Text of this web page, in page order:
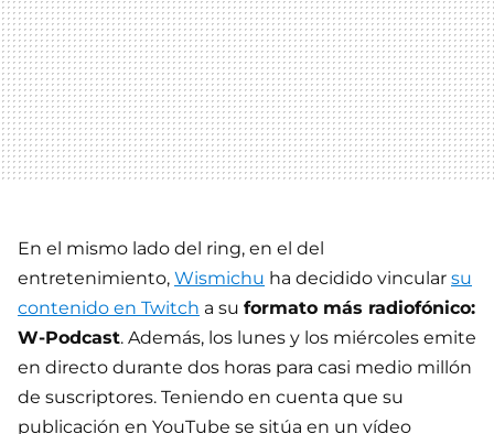
En el mismo lado del ring, en el del
entretenimiento, Wismichu ha decidido vincular su
contenido en Twitch a su formato más radiofónico:
W-Podcast. Además, los lunes y los miércoles emite
en directo durante dos horas para casi medio millón
de suscriptores. Teniendo en cuenta que su
publicación en YouTube se sitúa en un vídeo